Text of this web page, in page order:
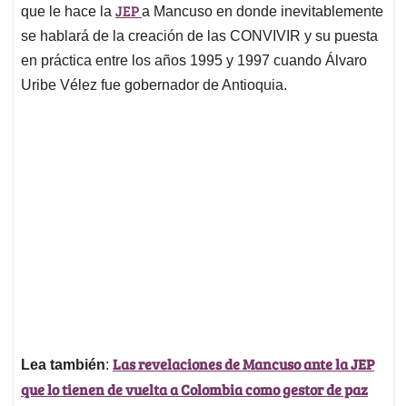
que le hace la JEPa Mancuso en donde inevitablemente
se hablará de la creación de las CONVIVIR y su puesta
en práctica entre los años 1995 y 1997 cuando Álvaro
Uribe Vélez fue gobernador de Antioquia.
Lea también: Las revelaciones de Mancuso ante la JEP
que lo tienen de vuelta a Colombia como gestor de paz